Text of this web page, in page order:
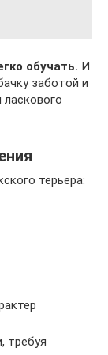
обучать. И
заботой и
терьера:
требуя